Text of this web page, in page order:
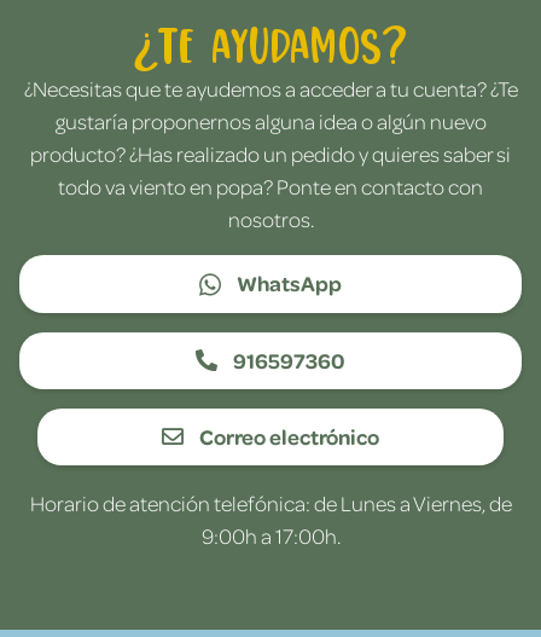
¿Te ayudamos?
¿Necesitas que te ayudemos a acceder a tu cuenta? ¿Te
gustaría proponernos alguna idea o algún nuevo
producto? ¿Has realizado un pedido y quieres saber si
todo va viento en popa? Ponte en contacto con
nosotros.
WhatsApp
916597360
Correo electrónico
Horario de atención telefónica: de Lunes a Viernes, de
9:00h a 17:00h.